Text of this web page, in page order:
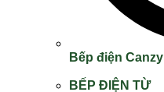
Bếp điện Canzy
BẾP ĐIỆN TỪ